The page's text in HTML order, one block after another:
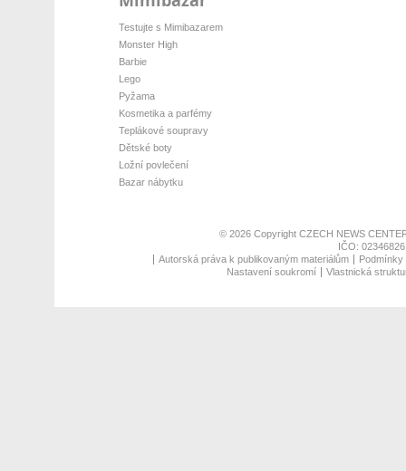
Testujte s Mimibazarem
Monster High
Barbie
Lego
Pyžama
Kosmetika a parfémy
Teplákové soupravy
Dětské boty
Ložní povlečení
Bazar nábytku
© 2026 Copyright CZECH NEWS
IČO:
Autorská práva k publikovaným materiálům
Nastavení soukromí
Vlastnická